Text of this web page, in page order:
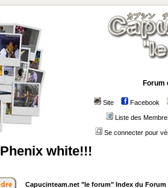
Forum
Site Facebook
Liste des
Se connecter pour
white!!!
Capucinteam.net "le forum" Index du Forum